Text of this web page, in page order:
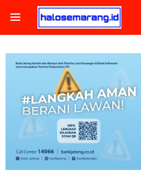
HALOSEMARANG